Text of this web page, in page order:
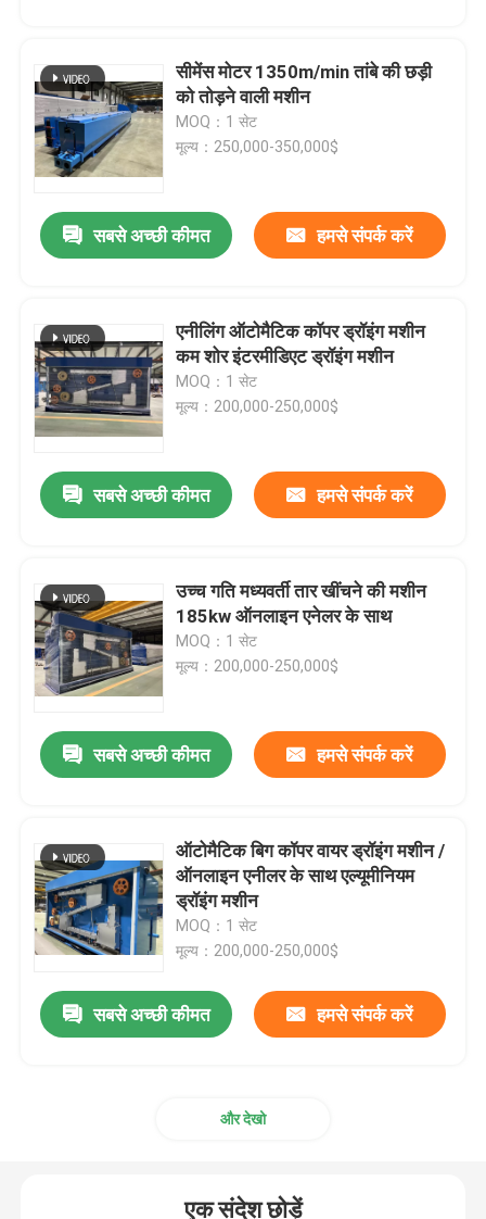
सीमेंस मोटर 1350m/min तांबे की छड़ी
को तोड़ने वाली मशीन
MOQ：1 सेट
मूल्य：250,000-350,000$
सबसे अच्छी कीमत हमसे संपर्क करें
एनीलिंग ऑटोमैटिक कॉपर ड्रॉइंग मशीन
कम शोर इंटरमीडिएट ड्रॉइंग मशीन
MOQ：1 सेट
मूल्य：200,000-250,000$
सबसे अच्छी कीमत हमसे संपर्क करें
उच्च गति मध्यवर्ती तार खींचने की मशीन
185kw ऑनलाइन एनेलर के साथ
MOQ：1 सेट
मूल्य：200,000-250,000$
सबसे अच्छी कीमत हमसे संपर्क करें
ऑटोमैटिक बिग कॉपर वायर ड्रॉइंग मशीन /
ऑनलाइन एनीलर के साथ एल्यूमीनियम
ड्रॉइंग मशीन
MOQ：1 सेट
मूल्य：200,000-250,000$
सबसे अच्छी कीमत हमसे संपर्क करें
और देखो
एक संदेश छोड़ें